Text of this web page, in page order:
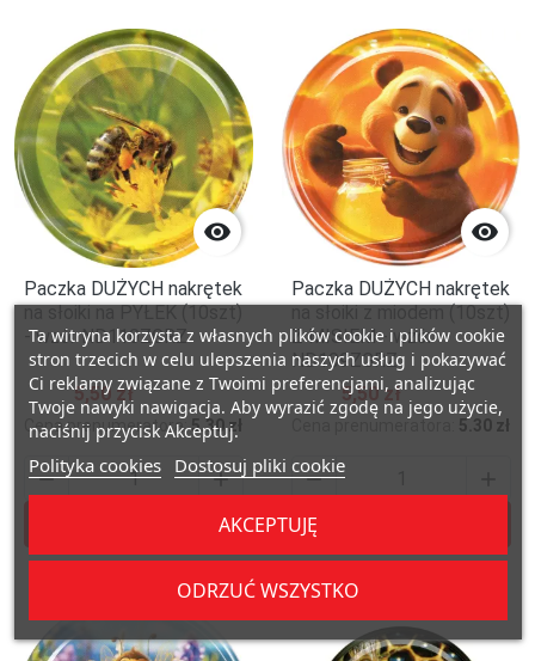

Paczka DUŻYCH nakrętek
na słoiki na PYŁEK (10szt)
- wzór ND110ZGRZ
5,50 zł
Cena prenumeratora:5.30 zł
 
Dodaj do koszyka

Paczka DUŻYCH nakrętek
na słoiki z miodem (10szt)
Z MISIEM - wzór
ND109ZGRZ
5,50 zł
5.30 zł

Ta witryna korzysta z własnych plików cookie i plików cookie
stron trzecich w celu ulepszenia naszych usług i pokazywać
Ci reklamy związane z Twoimi preferencjami, analizując
Twoje nawyki nawigacja. Aby wyrazić zgodę na jego użycie,
naciśnij przycisk Akceptuj.
Polityka cookies Dostosuj pliki cookie
ODRZUĆ WSZYSTKO
AKCEPTUJĘ